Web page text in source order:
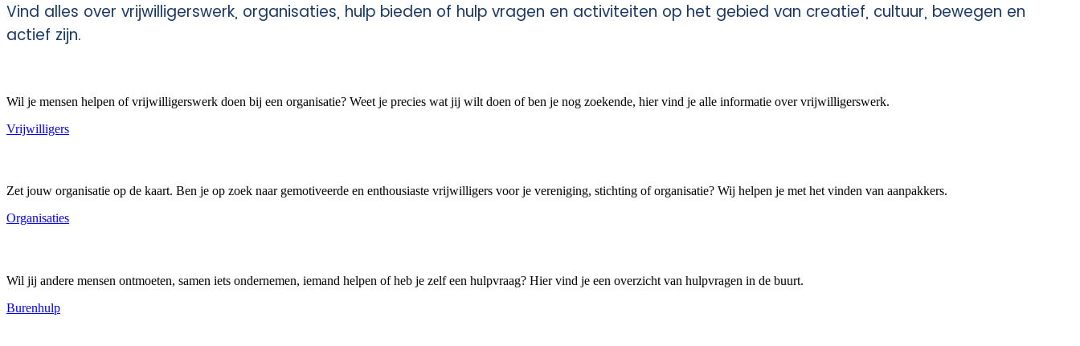
Vind alles over vrijwilligerswerk, organisaties, hulp bieden of hulp vragen en activiteiten op het gebied van creatief, cultuur, bewegen en
actief zijn.
Wil je mensen helpen of vrijwilligerswerk doen bij een organisatie? Weet je precies wat jij wilt doen of ben je nog zoekende, hier vind je alle informatie over vrijwilligerswerk.
Vrijwilligers
Zet jouw organisatie op de kaart. Ben je op zoek naar gemotiveerde en enthousiaste vrijwilligers voor je vereniging, stichting of organisatie? Wij helpen je met het vinden van aanpakkers.
Organisaties
Wil jij andere mensen ontmoeten, samen iets ondernemen, iemand helpen of heb je zelf een hulpvraag? Hier vind je een overzicht van hulpvragen in de buurt.
Burenhulp